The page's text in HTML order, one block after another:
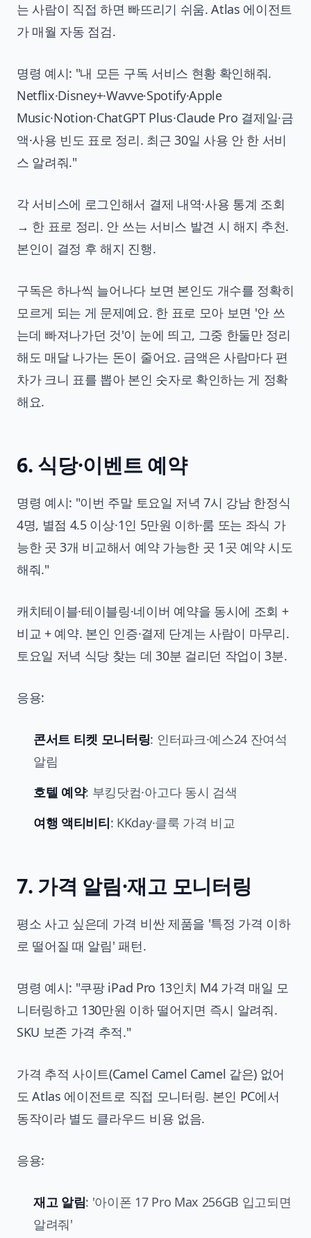
는 사람이 직접 하면 빠뜨리기 쉬움. Atlas 에이전트
가 매월 자동 점검.
명령 예시: "내 모든 구독 서비스 현황 확인해줘.
Netflix·Disney+·Wavve·Spotify·Apple
Music·Notion·ChatGPT Plus·Claude Pro 결제일·금
액·사용 빈도 표로 정리. 최근 30일 사용 안 한 서비
스 알려줘."
각 서비스에 로그인해서 결제 내역·사용 통계 조회
→ 한 표로 정리. 안 쓰는 서비스 발견 시 해지 추천.
본인이 결정 후 해지 진행.
구독은 하나씩 늘어나다 보면 본인도 개수를 정확히
모르게 되는 게 문제예요. 한 표로 모아 보면 '안 쓰
는데 빠져나가던 것'이 눈에 띄고, 그중 한둘만 정리
해도 매달 나가는 돈이 줄어요. 금액은 사람마다 편
차가 크니 표를 뽑아 본인 숫자로 확인하는 게 정확
해요.
6. 식당·이벤트 예약
명령 예시: "이번 주말 토요일 저녁 7시 강남 한정식
4명, 별점 4.5 이상·1인 5만원 이하·룸 또는 좌식 가
능한 곳 3개 비교해서 예약 가능한 곳 1곳 예약 시도
해줘."
캐치테이블·테이블링·네이버 예약을 동시에 조회 +
비교 + 예약. 본인 인증·결제 단계는 사람이 마무리.
토요일 저녁 식당 찾는 데 30분 걸리던 작업이 3분.
응용:
콘서트 티켓 모니터링: 인터파크·예스24 잔여석
알림
호텔 예약: 부킹닷컴·아고다 동시 검색
여행 액티비티: KKday·클룩 가격 비교
7. 가격 알림·재고 모니터링
평소 사고 싶은데 가격 비싼 제품을 '특정 가격 이하
로 떨어질 때 알림' 패턴.
명령 예시: "쿠팡 iPad Pro 13인치 M4 가격 매일 모
니터링하고 130만원 이하 떨어지면 즉시 알려줘.
SKU 보존 가격 추적."
가격 추적 사이트(Camel Camel Camel 같은) 없어
도 Atlas 에이전트로 직접 모니터링. 본인 PC에서
동작이라 별도 클라우드 비용 없음.
응용:
재고 알림: '아이폰 17 Pro Max 256GB 입고되면
알려줘'